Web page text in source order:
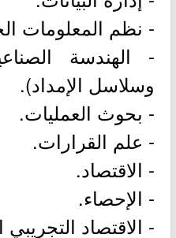
- نظم المعلومات
- الهندسة
وسلاسل الإمداد).
- بحوث العمليات.
- علم القرارات.
- الاقتصاد.
- الإحصاء.
- الاقتصاد التجريبي